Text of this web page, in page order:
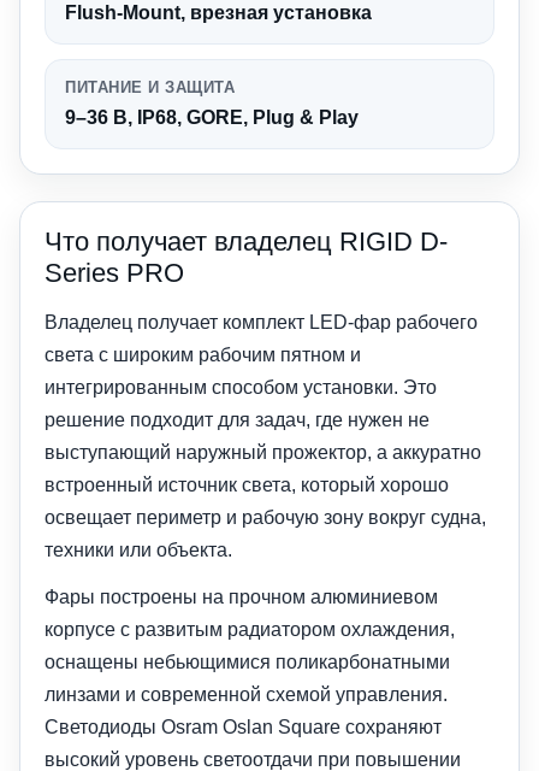
Flush-Mount, врезная установка
ПИТАНИЕ И ЗАЩИТА
9–36 В, IP68, GORE, Plug & Play
Что получает владелец RIGID D-
Series PRO
Владелец получает комплект LED-фар рабочего
света с широким рабочим пятном и
интегрированным способом установки. Это
решение подходит для задач, где нужен не
выступающий наружный прожектор, а аккуратно
встроенный источник света, который хорошо
освещает периметр и рабочую зону вокруг судна,
техники или объекта.
Фары построены на прочном алюминиевом
корпусе с развитым радиатором охлаждения,
оснащены небьющимися поликарбонатными
линзами и современной схемой управления.
Светодиоды Osram Oslan Square сохраняют
высокий уровень светоотдачи при повышении